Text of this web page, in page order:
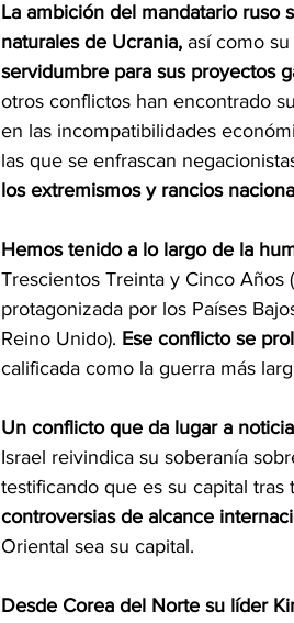
La ambición del mandatario ruso
naturales de Ucrania, así como
servidumbre para sus proyectos
otros conflictos han encontrado
en las incompatibilidades
las que se enfrascan
los extremismos y rancios
Hemos tenido a lo largo de la
Trescientos Treinta y Cinco Años
protagonizada por los Países
Reino Unido). Ese conflicto se
calificada como la guerra más
Un conflicto que da lugar a
Israel reivindica su soberanía
testificando que es su capital
controversias de alcance
Oriental sea su capital.
Desde Corea del Norte su líder